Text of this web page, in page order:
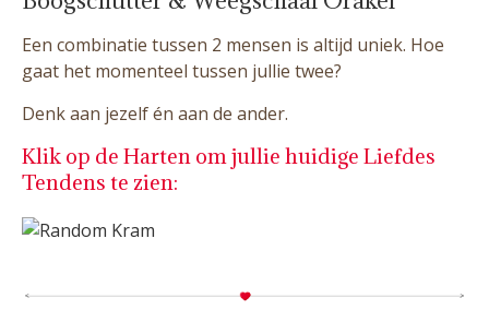
Een combinatie tussen 2 mensen is altijd uniek. Hoe
gaat het momenteel tussen jullie twee?
Denk aan jezelf én aan de ander.
Klik op de Harten om jullie huidige Liefdes
Tendens te zien: